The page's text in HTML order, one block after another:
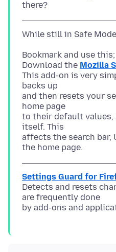
Bookmark and use this;
Download the Mozilla
This add-on is very
backs up
and then resets your
home page
to their default
itself. This
affects the search bar,
Settings Guard for
Detects and resets
are frequently done